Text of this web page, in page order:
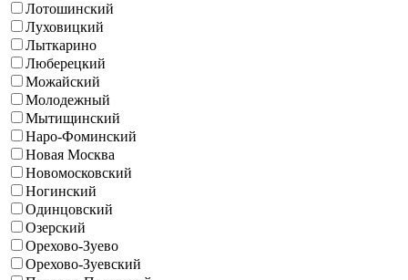
Лотошинский
Луховицкий
Лыткарино
Люберецкий
Можайский
Молодежный
Мытищинский
Наро-Фоминский
Новая Москва
Новомосковский
Ногинский
Одинцовский
Озерский
Орехово-Зуево
Орехово-Зуевский